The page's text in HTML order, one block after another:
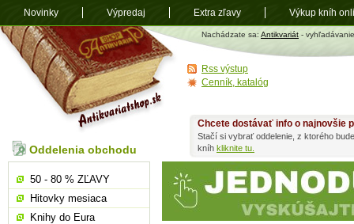
Antikvariát
shop.sk
Nachádzate sa: Antikvariát -
Chcete dostávať info o najnovšie
Stačí si vybrať oddelenie, z ktorého
kníh kliknite tu.
Oddelenia obchodu
50 - 80 % ZĽAVY
Hitovky mesiaca
Knihy do Eura
Rss výstup
Cenník, katalóg
Novinky Výpredaj Extra zľavy Výkup kníh